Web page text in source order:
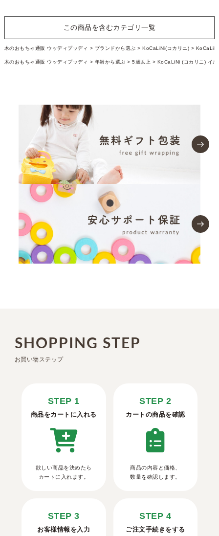
この商品を含むカテゴリ一覧
木のおもちゃ通販 ウッディプッディ ブランドから選ぶ KoCaLiNi(コカリニ)
木のおもちゃ通販 ウッディプッディ 年齢から選ぶ 5歳以上 KoCaLiNi (コカリニ) イル
SHOPPING STEP
お買い物ステップ
STEP 1
商品をカートに入れる
欲しい商品を決めたら
カートに入れます。
STEP 2
カートの商品を確認
商品の内容と価格、
数量を確認します。
STEP 3
お客様情報を入力
STEP 4
ご注文手続きをする